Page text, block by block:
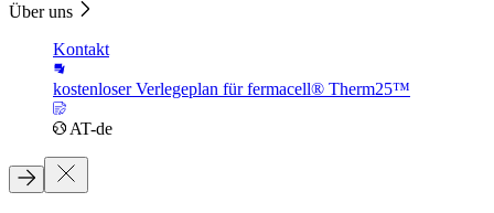
Über uns
Kontakt
kostenloser Verlegeplan für fermacell® Therm25™
AT-de